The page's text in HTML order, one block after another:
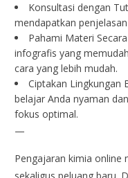
Konsultasi dengan
mendapatkan
Pahami Materi
infografis yang
cara yang lebih mudah.
Ciptakan Lingkungan
belajar Anda nyaman
fokus optimal.
—
Pengajaran kimia online